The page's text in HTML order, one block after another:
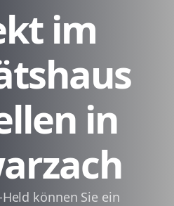
im
in
können Sie ein